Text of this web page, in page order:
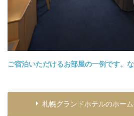
ご宿泊いただけるお部屋の一例です。
札幌グランドホテルのホー